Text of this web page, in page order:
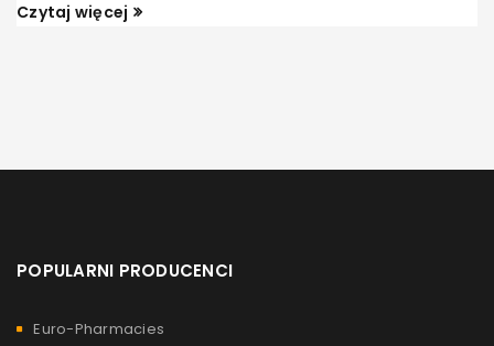
Czytaj więcej
POPULARNI PRODUCENCI
Euro-Pharmacies